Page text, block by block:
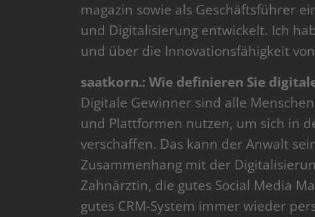
magazin sowie als Geschäftsführer
und Digitalisierung entwickelt. Ich
und über die Innovationsfähigkeit
saatkorn.: Wie definieren Sie
Digitale Gewinner sind alle
und Plattformen nutzen, um sich in
verschaffen. Das kann der Anwalt
Zusammenhang mit der
Zahnärztin, die gutes Social Media
gutes CRM-System immer wieder